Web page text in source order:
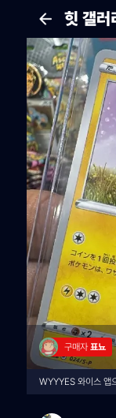
힛 갤러
구매자 표뇨
WYYYES 와이스 앱